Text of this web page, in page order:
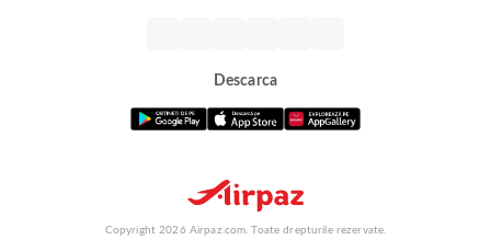
Descarca
Copyright 2026 Airpaz.com. Toate drepturile rezervate.